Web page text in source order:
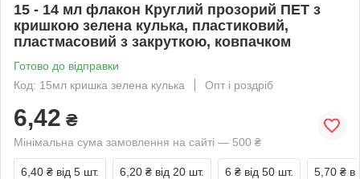
15 - 14 мл флакон Круглий прозорий ПЕТ з
кришкою зелена кулька, пластиковий,
пластмасовий з закруткою, ковпачком
Готово до відправки
Код: 15мл кришка зелена кулька
Опт і роздріб
6,42 ₴
Мінімальна сума замовлення на сайті — 500 ₴
6,40 ₴ від 5 шт. 6,20 ₴ від 20 шт. 6 ₴ від 50 шт. 5,70 ₴